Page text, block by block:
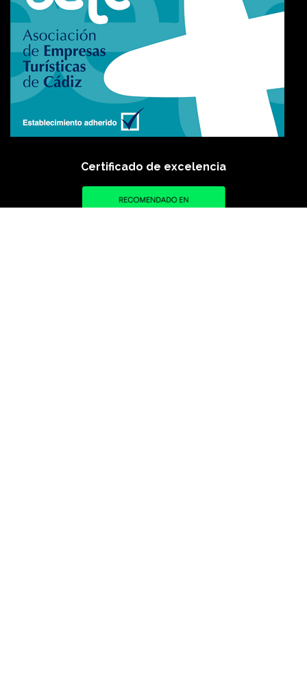
Certificado de excelencia